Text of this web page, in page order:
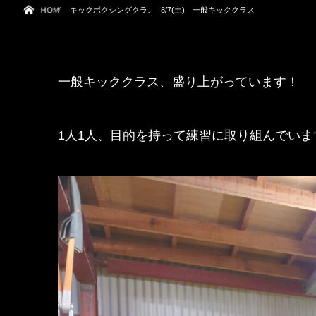
HOME キックボクシングクラス 8/7(土) 一般キッククラス
一般キッククラス、盛り上がっています！
1人1人、目的を持って練習に取り組んでいま